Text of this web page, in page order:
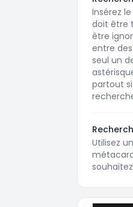
Insérez
doit être
être
entre
seul un
partout
Utilisez